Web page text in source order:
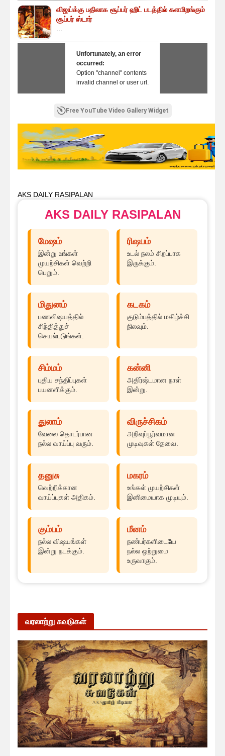
விஜய்க்கு பதிலாக சூப்பர் ஹிட் படத்தில் களமிறங்கும்
சூப்பர் ஸ்டார்
...
Unfortunately, an error
occurred:
Option "channel" contents
invalid channel or user url.
Free YouTube Video Gallery Widget
AKS DAILY RASIPALAN
AKS DAILY RASIPALAN
மேஷம்
இன்று உங்கள்
முயற்சிகள் வெற்றி
பெறும்.
ரிஷபம்
உடல் நலம் சிறப்பாக
இருக்கும்.
மிதுனம்
பணவிஷயத்தில்
சிந்தித்துச்
செயல்படுங்கள்.
கடகம்
குடும்பத்தில் மகிழ்ச்சி
நிலவும்.
சிம்மம்
புதிய சந்திப்புகள்
பயனளிக்கும்.
கன்னி
அதிர்ஷ்டமான நாள்
இன்று.
துலாம்
வேலை தொடர்பான
நல்ல வாய்ப்பு வரும்.
விருச்சிகம்
அறிவுப்பூர்வமான
முடிவுகள் தேவை.
தனுசு
வெற்றிக்கான
வாய்ப்புகள் அதிகம்.
மகரம்
உங்கள் முயற்சிகள்
இனிமையாக முடியும்.
கும்பம்
நல்ல விஷயங்கள்
இன்று நடக்கும்.
மீனம்
நண்பர்களிடையே
நல்ல ஒற்றுமை
உருவாகும்.
வரலாற்று சுவடுகள்